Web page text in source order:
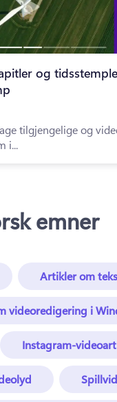
og
tilgjengelige og
i...
emner
Artikler om
videoredigering i
Instagram-